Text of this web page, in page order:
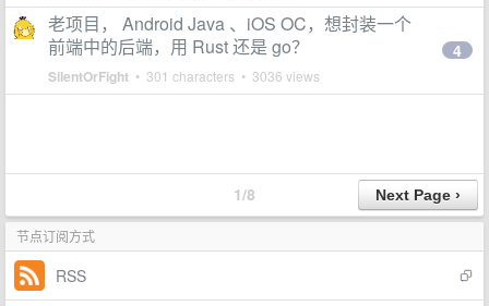
老项目， Android Java 、iOS OC，想封装一个
前端中的后端，用 Rust 还是 go？
SilentOrFight • 301 characters • 3036 views
4
1/8
节点订阅方式
RSS